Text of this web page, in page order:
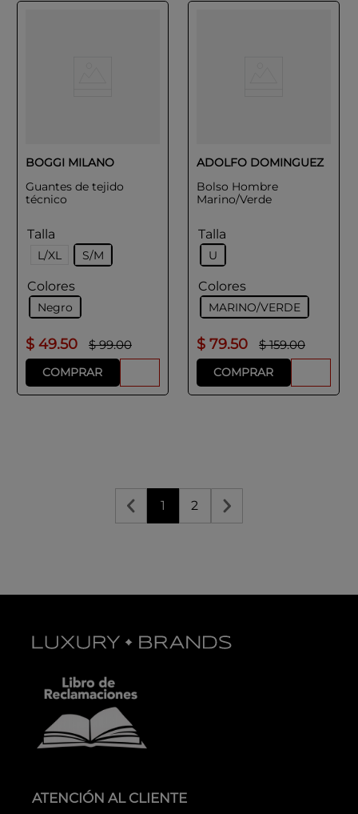
BOGGI MILANO
Guantes de tejido
técnico
Colores
Negro
Talla
L/XL S/M
$ 49.50 $ 99.00
COMPRAR
ADOLFO DOMINGUEZ
Bolso Hombre
Marino/Verde
Colores
MARINO/VERDE
Talla
U
$ 79.50 $ 159.00
COMPRAR
1 2
ATENCIÓN AL CLIENTE